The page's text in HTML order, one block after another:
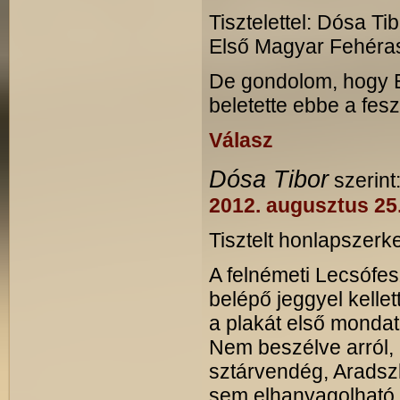
Tisztelettel: Dósa
Első Magyar
De gondolom, hogy
beletette ebbe a
Válasz
Dósa Tibor szerint:
2012. augusztus
Tisztelt
A felnémeti
belépő jeggyel
a plakát első
Nem beszélve
sztárvendég,